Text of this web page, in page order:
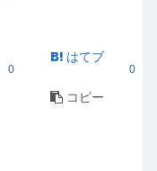
0
はてブ
0
コピー